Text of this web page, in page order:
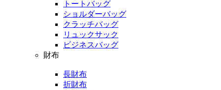
トートバッグ
ショルダーバッグ
クラッチバッグ
リュックサック
ビジネスバッグ
財布
長財布
折財布